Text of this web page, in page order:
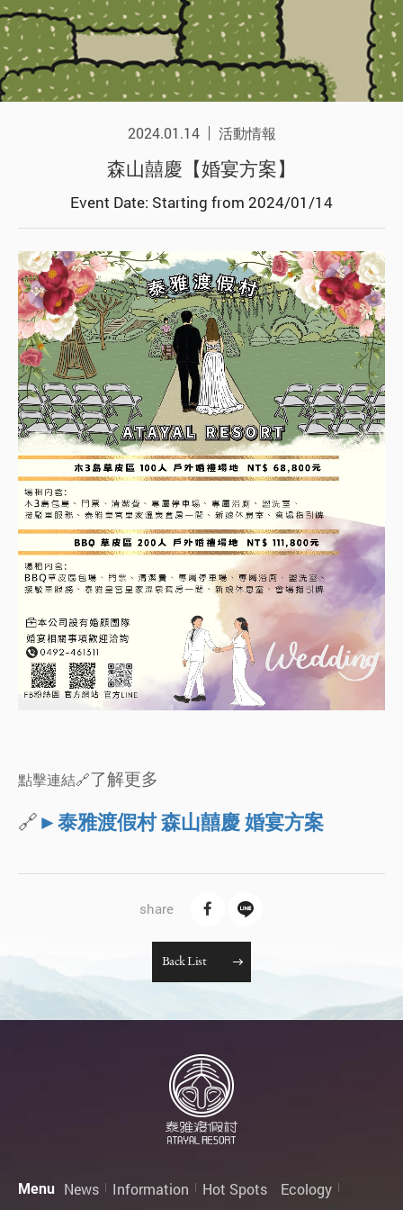
2024.01.14 活動情報
森山囍慶【婚宴方案】
Event Date: Starting from 2024/01/14
點擊連結🔗了解更多
🔗 ►泰雅渡假村 森山囍慶 婚宴方案
BackList
Menu News Information Hot Spots Ecology